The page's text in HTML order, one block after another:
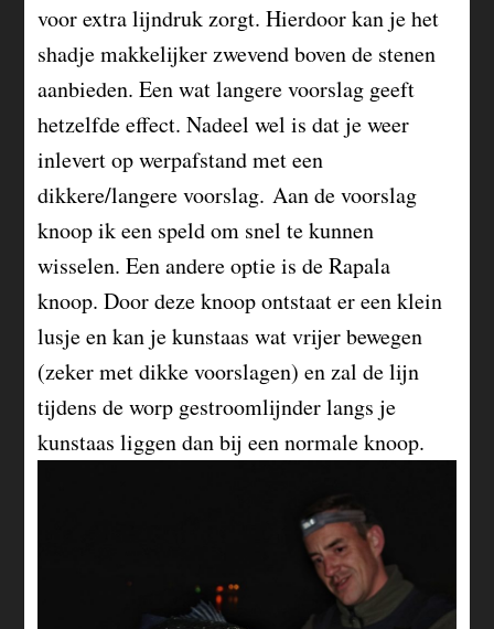
voor extra lijndruk zorgt. Hierdoor kan je het
shadje makkelijker zwevend boven de stenen
aanbieden. Een wat langere voorslag geeft
hetzelfde effect. Nadeel wel is dat je weer
inlevert op werpafstand met een
dikkere/langere voorslag. Aan de voorslag
knoop ik een speld om snel te kunnen
wisselen. Een andere optie is de Rapala
knoop. Door deze knoop ontstaat er een klein
lusje en kan je kunstaas wat vrijer bewegen
(zeker met dikke voorslagen) en zal de lijn
tijdens de worp gestroomlijnder langs je
kunstaas liggen dan bij een normale knoop.